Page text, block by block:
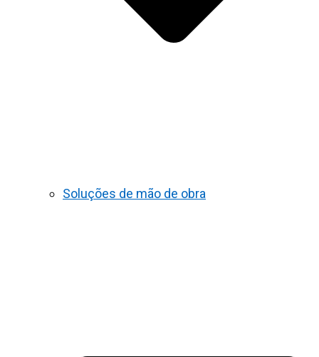
Soluções de mão de obra